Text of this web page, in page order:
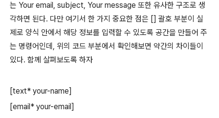
는 Your email, subject, Your message 또한 유사한 구조로 생
각하면 된다. 다만 여기서 한 가지 중요한 점은 [] 괄호 부분이 실
제로 양식 안에서 해당 정보를 입력할 수 있도록 공간을 만들어 주
는 명령어인데, 위의 코드 부분에서 확인해보면 약간의 차이들이
있다. 함께 살펴보도록 하자
[text* your-name]
[email* your-email]